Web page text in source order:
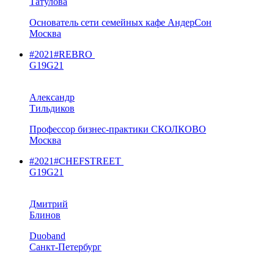
Основатель сети семейных кафе АндерСон
Москва
#2021#REBRO
G19G21
Александр
Тильдиков
Профессор бизнес-практики СКОЛКОВО
Москва
#2021#CHEFSTREET
G19G21
Дмитрий
Блинов
Duoband
Санкт-Петербург